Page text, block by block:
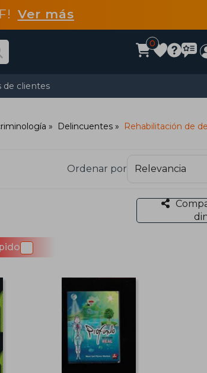
Ver más
0
de clientes
Delincuentes Rehabilitación de
Ordenar por